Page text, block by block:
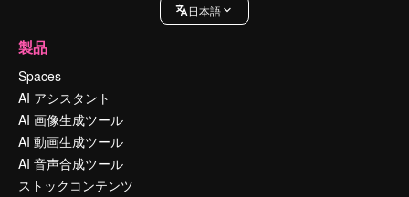
日本語
製品
Spaces
AI アシスタント
AI 画像生成ツール
AI 動画生成ツール
AI 音声合成ツール
ストックコンテンツ